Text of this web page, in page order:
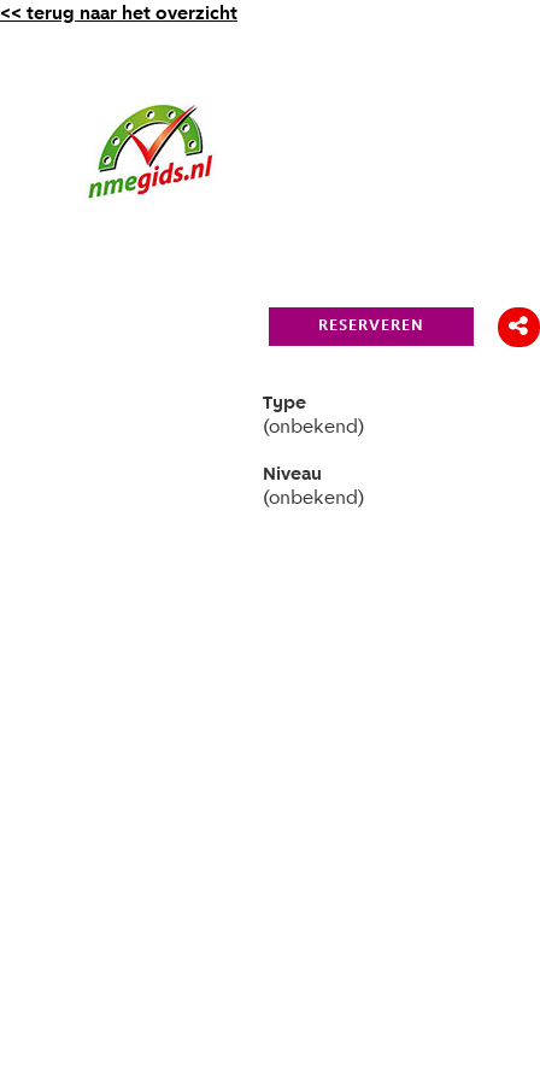
<< terug naar het overzicht
RESERVEREN
Type
(onbekend)
Niveau
(onbekend)